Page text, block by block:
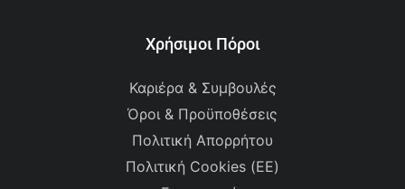
Χρήσιμοι Πόροι
Καριέρα & Συμβουλές
Όροι & Προϋποθέσεις
Πολιτική Απορρήτου
Πολιτική Cookies (ΕΕ)